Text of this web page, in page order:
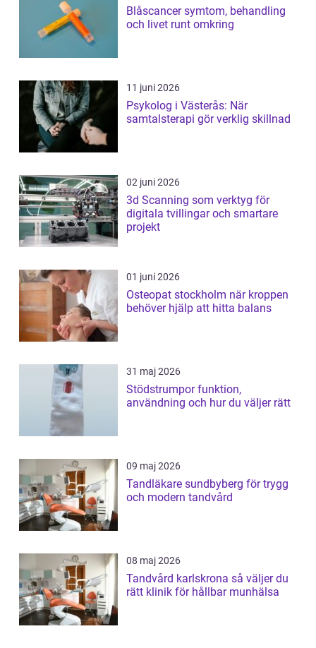
Blåscancer symtom, behandling
och livet runt omkring
11 juni 2026
Psykolog i Västerås: När
samtalsterapi gör verklig skillnad
02 juni 2026
3d Scanning som verktyg för
digitala tvillingar och smartare
projekt
01 juni 2026
Osteopat stockholm när kroppen
behöver hjälp att hitta balans
31 maj 2026
Stödstrumpor funktion,
användning och hur du väljer rätt
09 maj 2026
Tandläkare sundbyberg för trygg
och modern tandvård
08 maj 2026
Tandvård karlskrona så väljer du
rätt klinik för hållbar munhälsa